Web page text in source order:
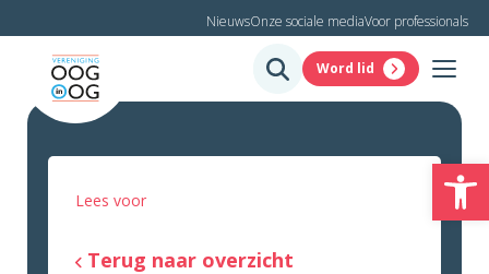
NieuwsOnze sociale mediaVoor professionals
Word lid
Lees voor
Terug naar overzicht